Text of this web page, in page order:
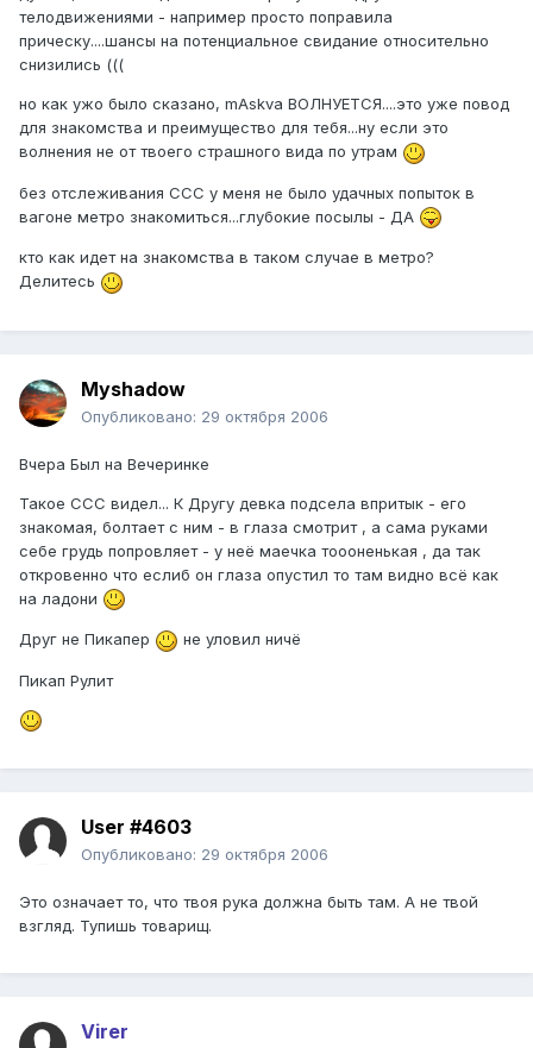
телодвижениями - например просто поправила
прическу....шансы на потенциальное свидание относительно
снизились (((
но как ужо было сказано, mAskva ВОЛНУЕТСЯ....это уже повод
для знакомства и преимущество для тебя...ну если это
волнения не от твоего страшного вида по утрам
без отслеживания ССС у меня не было удачных попыток в
вагоне метро знакомиться...глубокие посылы - ДА
кто как идет на знакомства в таком случае в метро?
Делитесь
Myshadow
Опубликовано: 29 октября 2006
Вчера Был на Вечеринке
Такое ССС видел... К Другу девка подсела впритык - его
знакомая, болтает с ним - в глаза смотрит , а сама руками
себе грудь попровляет - у неё маечка тоооненькая , да так
откровенно что еслиб он глаза опустил то там видно всё как
на ладони
Друг не Пикапер не уловил ничё
Пикап Рулит
User #4603
Опубликовано: 29 октября 2006
Это означает то, что твоя рука должна быть там. А не твой
взгляд. Тупишь товарищ.
Virer